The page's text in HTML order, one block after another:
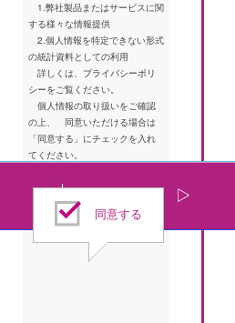
1.弊社製品またはサービスに関
する様々な情報提供
2.個人情報を特定できない形式
の統計資料としての利用
詳しくは、 プライバシーポリ
シーをご覧ください。
個人情報の取り扱いをご確認
の上、 同意いただける場合は
「同意する」にチェックを入れ
てください。
同意する